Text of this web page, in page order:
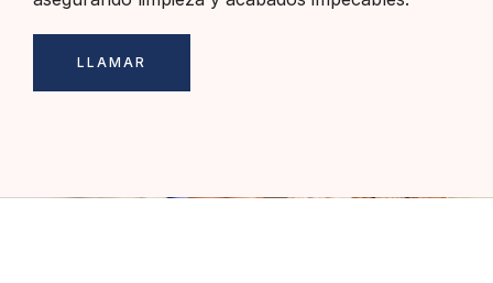
LLAMAR